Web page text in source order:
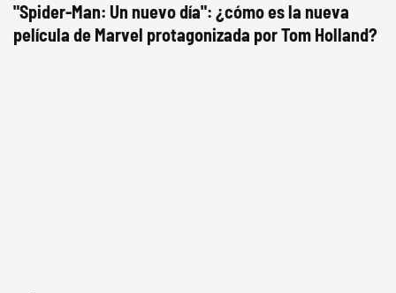
"Spider-Man: Un nuevo día": ¿cómo es la nueva
película de Marvel protagonizada por Tom Holland?